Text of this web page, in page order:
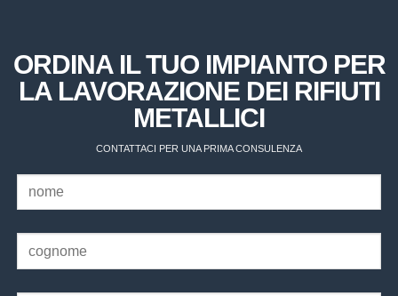
ORDINA IL TUO IMPIANTO PER
LA LAVORAZIONE DEI RIFIUTI
METALLICI
CONTATTACI PER UNA PRIMA CONSULENZA